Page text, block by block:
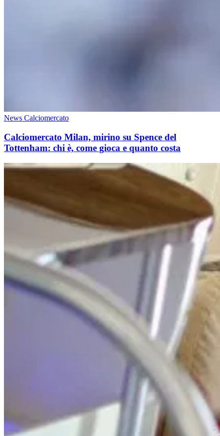
News Calciomercato
Calciomercato Milan, mirino su Spence del
Tottenham: chi è, come gioca e quanto costa